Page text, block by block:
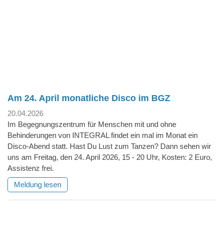
Am 24. April monatliche Disco im BGZ
20.04.2026
Im Begegnungszentrum für Menschen mit und ohne
Behinderungen von INTEGRAL findet ein mal im Monat ein
Disco-Abend statt. Hast Du Lust zum Tanzen? Dann sehen wir
uns am Freitag, den 24. April 2026, 15 - 20 Uhr, Kosten: 2 Euro,
Assistenz frei.
Meldung lesen